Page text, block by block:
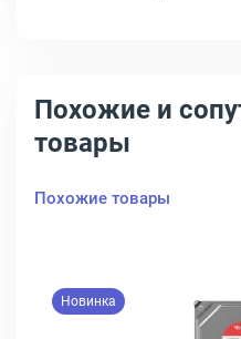
Похожие и
товары
Похожие товары
Новинка